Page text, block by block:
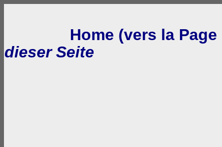
Home (vers la
dieser Seite